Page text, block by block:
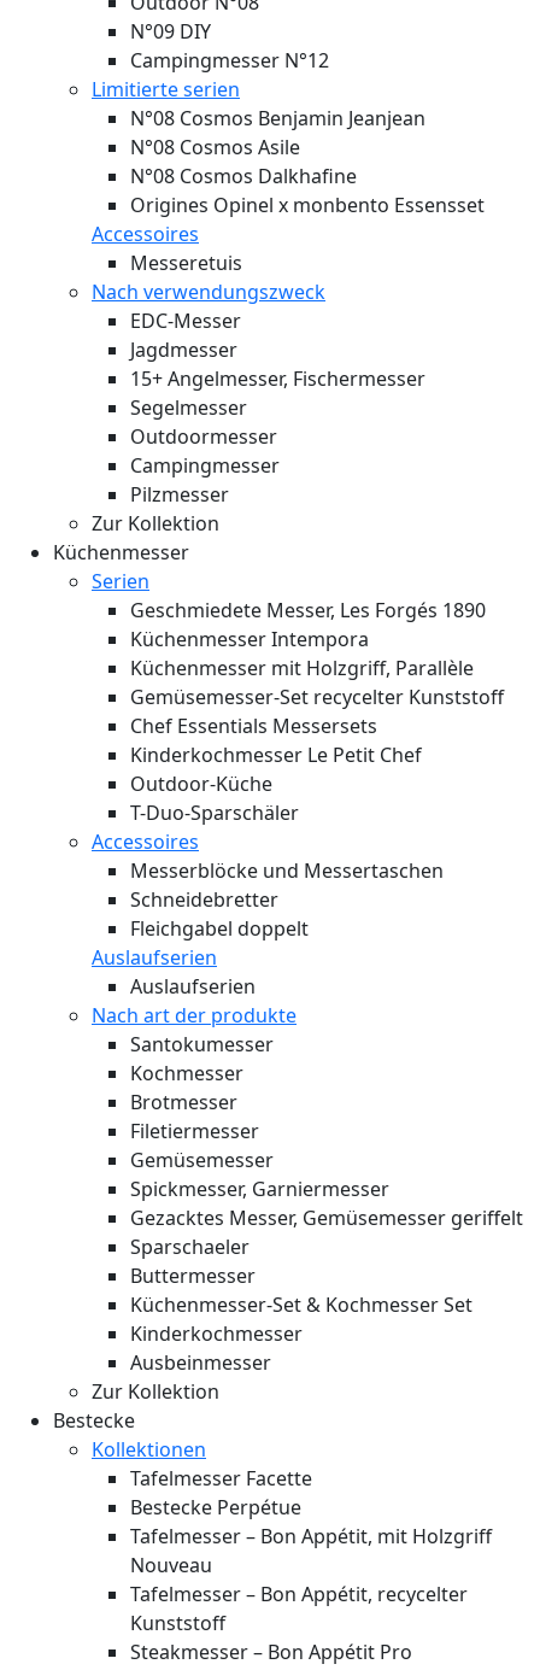
N°09 DIY
Campingmesser N°12
Limitierte serien
N°08 Cosmos Benjamin Jeanjean
N°08 Cosmos Asile
N°08 Cosmos Dalkhafine
Origines Opinel x monbento Essensset
Accessoires
Messeretuis
Nach verwendungszweck
EDC-Messer
Jagdmesser
15+ Angelmesser, Fischermesser
Segelmesser
Outdoormesser
Campingmesser
Pilzmesser
Zur Kollektion
Küchenmesser
Serien
Geschmiedete Messer, Les Forgés 1890
Küchenmesser Intempora
Küchenmesser mit Holzgriff, Parallèle
Gemüsemesser-Set recycelter Kunststoff
Chef Essentials Messersets
Kinderkochmesser Le Petit Chef
Outdoor-Küche
T-Duo-Sparschäler
Accessoires
Messerblöcke und Messertaschen
Schneidebretter
Fleichgabel doppelt
Auslaufserien
Auslaufserien
Nach art der produkte
Santokumesser
Kochmesser
Brotmesser
Filetiermesser
Gemüsemesser
Spickmesser, Garniermesser
Gezacktes Messer, Gemüsemesser geriffelt
Sparschaeler
Buttermesser
Küchenmesser-Set & Kochmesser Set
Kinderkochmesser
Ausbeinmesser
Zur Kollektion
Bestecke
Kollektionen
Tafelmesser Facette
Bestecke Perpétue
Tafelmesser – Bon Appétit, mit Holzgriff
Nouveau
Tafelmesser – Bon Appétit, recycelter
Kunststoff
Steakmesser – Bon Appétit Pro